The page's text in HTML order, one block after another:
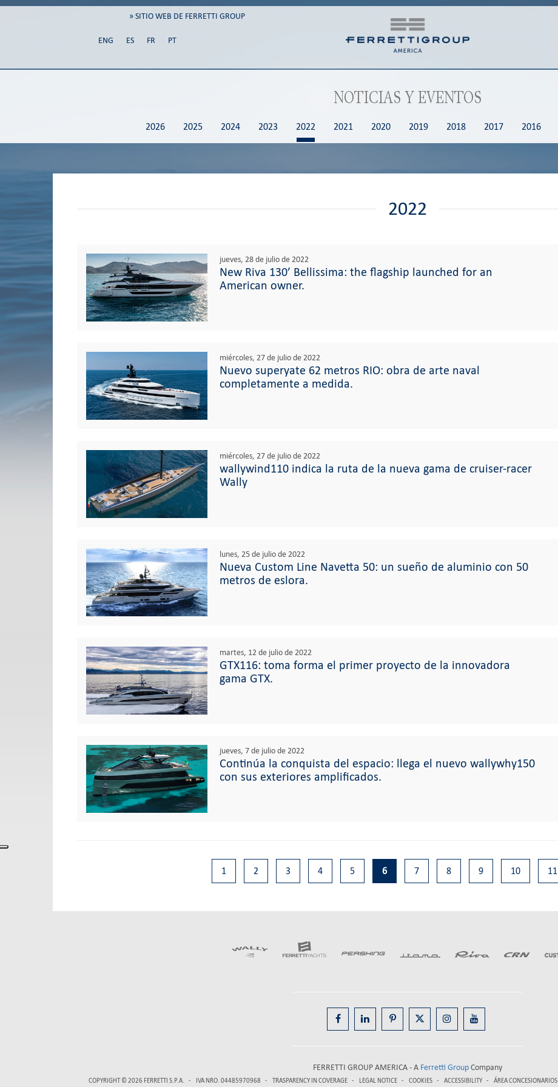
» SITIO WEB DE FERRETTI GROUP
ENG ES FR PT
NOTICIAS Y EVENTOS
2026 2025 2024 2023 2022 2021 2020 2019 2018 2017 2016
2022
jueves, 28 de julio de 2022
New Riva 130’ Bellissima: the flagship launched for an
American owner.
miércoles, 27 de julio de 2022
Nuevo superyate 62 metros RIO: obra de arte naval
completamente a medida.
miércoles, 27 de julio de 2022
wallywind110 indica la ruta de la nueva gama de cruiser-racer
Wally
lunes, 25 de julio de 2022
Nueva Custom Line Navetta 50: un sueño de aluminio con 50
metros de eslora.
martes, 12 de julio de 2022
GTX116: toma forma el primer proyecto de la innovadora
gama GTX.
jueves, 7 de julio de 2022
Continúa la conquista del espacio: llega el nuevo wallywhy150
con sus exteriores amplificados.
1 2 3 4 5 6 7 8 9 10 11
FERRETTI GROUP AMERICA - A Ferretti GroupCompany
COPYRIGHT © 2026 FERRETTI S.P.A. IVA NRO. 04485970968 TRASPARENCY IN COVERAGE LEGAL NOTICE COOKIES ACCESSIBILITY ÁREA CONCESIONARIOS